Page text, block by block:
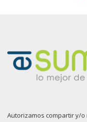
Autorizamos compartir y/